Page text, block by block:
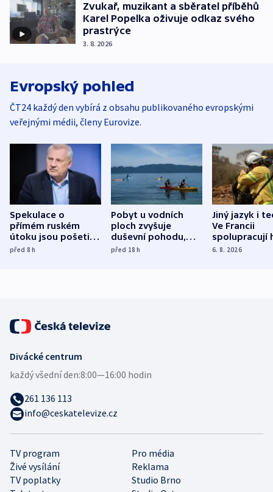
Zvukař, muzikant a sběratel příběhů
Karel Popelka oživuje odkaz svého
prastrýce
3. 8. 2026
Evropský pohled
ČT24 každý den vybírá z obsahu publikovaného evropskými
veřejnými médii, členy Eurovize.
Spekulace o
přímém ruském
útoku jsou pošetilé,
míní estonský
před 8h
Pobyt u vodních
ploch zvyšuje
duševní pohodu,
ukázala
před 18h
Jiný jazyk i
Ve Francii
spolupracují
různých zemí
6. 8. 2026
TV program
Pro média
Živé vysílání
Reklama
TV poplatky
Studio Brno
Divácké centrum
každý všední den:8:00—16:00 hodin
261 136 113
info@ceskatelevize.cz